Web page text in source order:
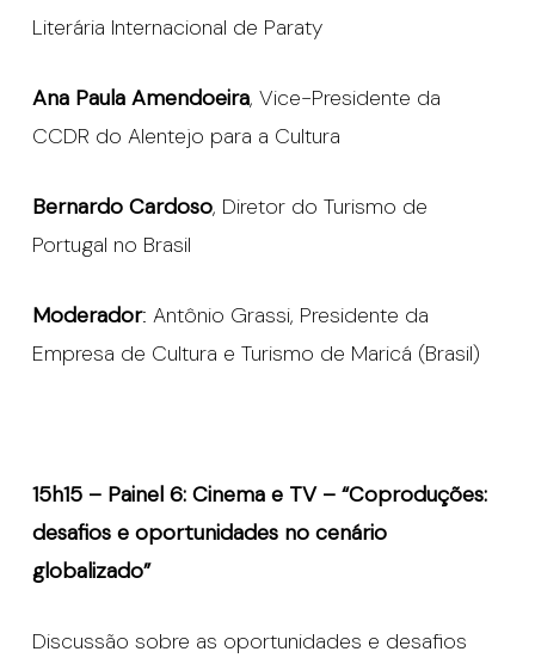
Literária Internacional de Paraty
Ana Paula Amendoeira, Vice-Presidente da
CCDR do Alentejo para a Cultura
Bernardo Cardoso, Diretor do Turismo de
Portugal no Brasil
Moderador: Antônio Grassi, Presidente da
Empresa de Cultura e Turismo de Maricá (Brasil)
15h15 – Painel 6: Cinema e TV – “Coproduções:
desafios e oportunidades no cenário
globalizado”
Discussão sobre as oportunidades e desafios